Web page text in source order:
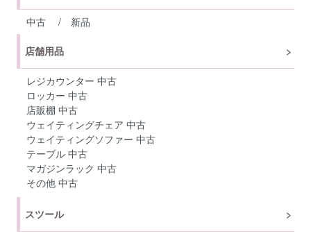
中古 / 新品
店舗用品
レジカウンター 中古
ロッカー 中古
店販棚 中古
ウェイティングチェア 中古
ウェイティングソファー 中古
テーブル 中古
マガジンラック 中古
その他 中古
スツール